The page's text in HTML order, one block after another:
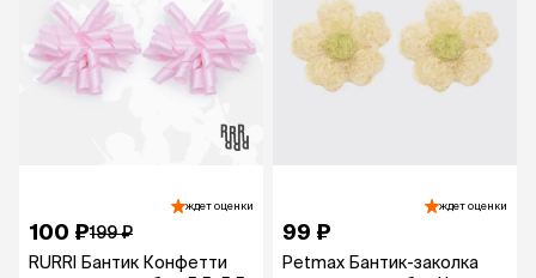
ждет оценки
100 ₽199 ₽
RURRI Бантик Конфетти
ждет оценки
99 ₽
Petmax Бантик-заколка